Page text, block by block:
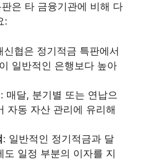
은 타 금융기관에 비해 다
:
신협은 정기적금 특판에서
일반적인 은행보다 높아
: 매달, 분기별 또는 연납으
자동 자산 관리에 유리해
: 일반적인 정기적금과 달
도 일정 부분의 이자를 지